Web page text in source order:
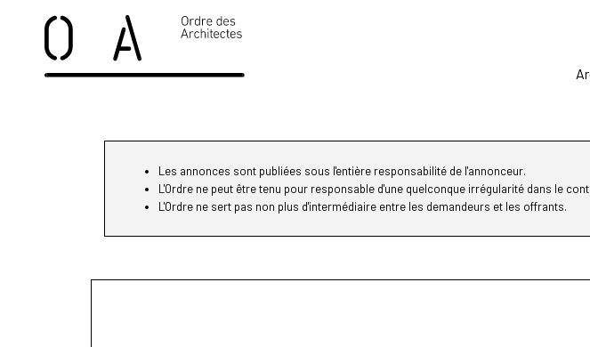
Les annonces sont publiées sous l'entière responsabilité de l'annonceur.
L'Ordre ne peut être tenu pour responsable d'une quelconque irrégularité dans le
L'Ordre ne sert pas non plus d'intermédiaire entre les demandeurs et les offrants.